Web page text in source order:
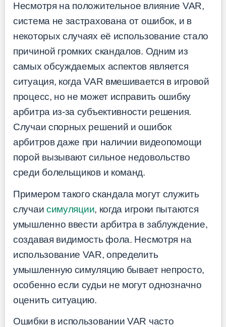
Несмотря на положительное влияние VAR,
система не застрахована от ошибок, и в
некоторых случаях её использование стало
причиной громких скандалов. Одним из
самых обсуждаемых аспектов является
ситуация, когда VAR вмешивается в игровой
процесс, но не может исправить ошибку
арбитра из-за субъективности решения.
Случаи спорных решений и ошибок
арбитров даже при наличии видеопомощи
порой вызывают сильное недовольство
среди болельщиков и команд.
Примером такого скандала могут служить
случаи симуляции, когда игроки пытаются
умышленно ввести арбитра в заблуждение,
создавая видимость фола. Несмотря на
использование VAR, определить
умышленную симуляцию бывает непросто,
особенно если судьи не могут однозначно
оценить ситуацию.
Ошибки в использовании VAR часто